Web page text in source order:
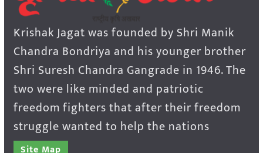
Krishak Jagat was founded by Shri Manik
Chandra Bondriya and his younger brother
Shri Suresh Chandra Gangrade in 1946. The
two were like minded and patriotic
freedom fighters that after their freedom
struggle wanted to help the nations
Site Map